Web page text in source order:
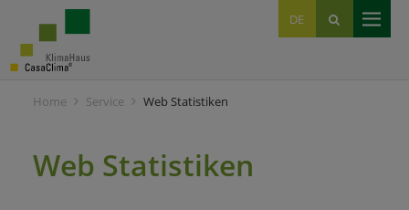
DE
IT
EN
Home Service Web Statistiken
Web Statistiken